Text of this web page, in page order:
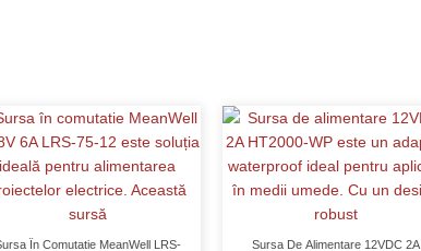
În Comutatie MeanWell LRS-
Sursa De Alimentare 12VDC 2A